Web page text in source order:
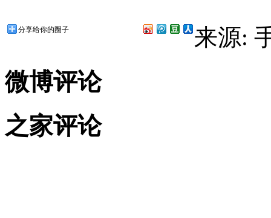
分享给你的圈子 来源:
微博评论
之家评论